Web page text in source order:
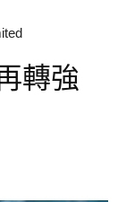
轉強